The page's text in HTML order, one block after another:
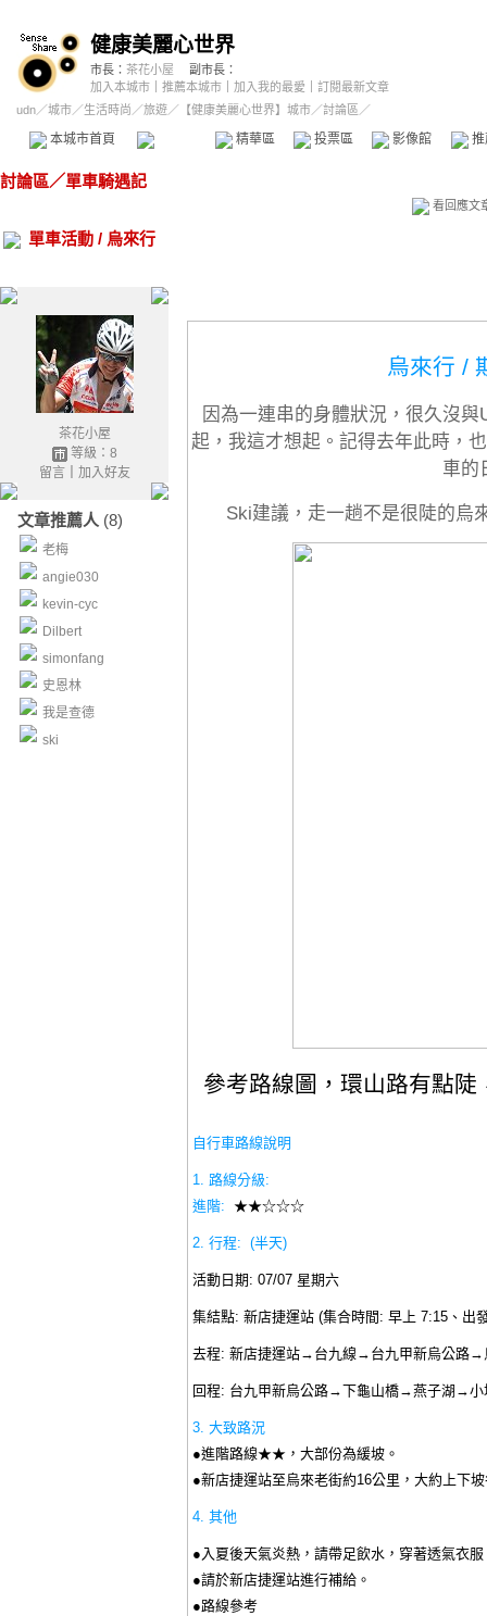
健康美麗心世界
市長： 茶花小屋
副市長：
加入本城市
推薦本城市 加入我的最愛
訂閱最新文章
udn／城市／生活時尚 ／旅遊／ 【健康美麗心世界】城市／討論區／
本城市首頁 精華區 投票區 影像館
討論區／單車騎遇記
看回應文
單車活動 / 烏來行
茶花小屋
等級：8
留言｜ 加入好友
文章推薦人 (8)
老梅
angie030
kevin-cyc
Dilbert
simonfang
史恩林
我是查德
ski
烏來行 /
因為一連串的身體狀況，很久沒
起，我這才想起。記得去年此時，
車的
Ski建議，走一趟不是很陡的烏
參考路線圖，環山路有點
自行車路線說明
1. 路線分級:
進階: ★★☆☆☆
2. 行程: (半天)
活動日期: 07/07 星期六
集結點: 新店捷運站 (集合時間: 早上 7:15、出
去程: 新店捷運站→ 台九線 → 台九甲新烏公路→
回程: 台九甲新烏公路→下龜山橋→燕子湖→
3. 大致路況
●進階路線★★，大部份為緩坡。
●新店捷運站至烏來老街約16公里，大約上下
4. 其他
●入夏後天氣炎熱，請帶足飲水，穿著透氣衣
●請於新店捷運站進行補給。
●路線參考